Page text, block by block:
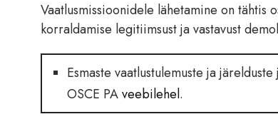
Vaatlusmissioonidele lähetamine on tähtis
korraldamise legitiimsust ja vastavust
Esmaste vaatlustulemuste ja
OSCE PAveebilehel.